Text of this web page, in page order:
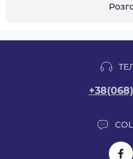
пропонуємо відповідні
Купуючи pod-системи в
Parobaza.com.ua, ви
швидка доставка і
команди. У нас ви
акції. Почніть свій шлях у